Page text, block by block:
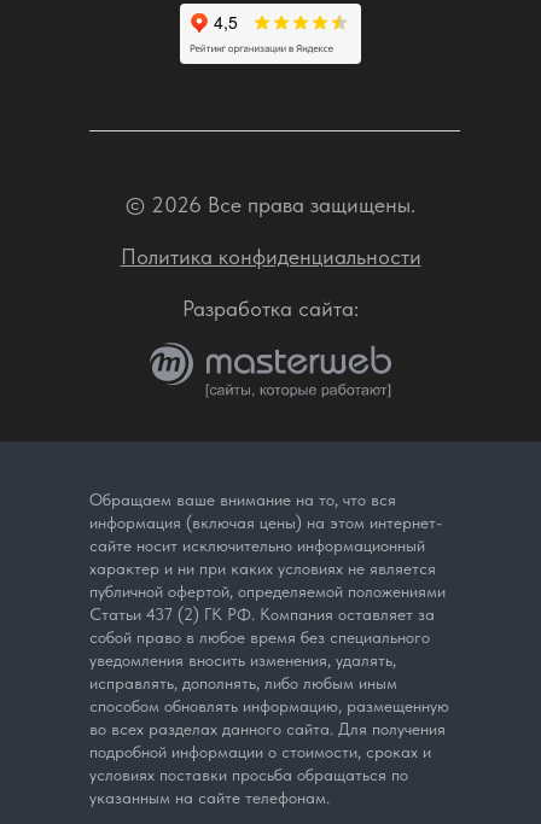
© 2026 Все права защищены.
Разработка сайта:
Политика конфиденциальности
Обращаем ваше внимание на то, что вся
информация (включая цены) на этом интернет-
сайте носит исключительно информационный
характер и ни при каких условиях не является
публичной офертой, определяемой положениями
Статьи 437 (2) ГК РФ. Компания оставляет за
собой право в любое время без специального
уведомления вносить изменения, удалять,
исправлять, дополнять, либо любым иным
способом обновлять информацию, размещенную
во всех разделах данного сайта. Для получения
подробной информации о стоимости, сроках и
условиях поставки просьба обращаться по
указанным на сайте телефонам.